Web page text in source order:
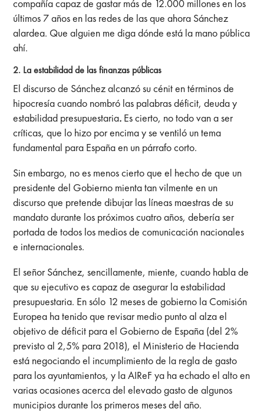
compañía capaz de gastar más de 12.000 millones en los
últimos 7 años en las redes de las que ahora Sánchez
alardea. Que alguien me diga dónde está la mano pública
ahí.
2. La estabilidad de las finanzas públicas
El discurso de Sánchez alcanzó su cénit en términos de
hipocresía cuando nombró las palabras déficit, deuda y
estabilidad presupuestaria. Es cierto, no todo van a ser
críticas, que lo hizo por encima y se ventiló un tema
fundamental para España en un párrafo corto.
Sin embargo, no es menos cierto que el hecho de que un
presidente del Gobierno mienta tan vilmente en un
discurso que pretende dibujar las líneas maestras de su
mandato durante los próximos cuatro años, debería ser
portada de todos los medios de comunicación nacionales
e internacionales.
El señor Sánchez, sencillamente, miente, cuando habla de
que su ejecutivo es capaz de asegurar la estabilidad
presupuestaria. En sólo 12 meses de gobierno la Comisión
Europea ha tenido que revisar medio punto al alza el
objetivo de déficit para el Gobierno de España (del 2%
previsto al 2,5% para 2018), el Ministerio de Hacienda
está negociando el incumplimiento de la regla de gasto
para los ayuntamientos, y la AIReF ya ha echado el alto en
varias ocasiones acerca del elevado gasto de algunos
municipios durante los primeros meses del año.